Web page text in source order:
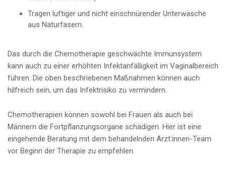
Tragen luftiger und nicht einschnürender Unterwäsche
aus Naturfasern.
Das durch die Chemotherapie geschwächte Immunsystem
kann auch zu einer erhöhten Infektanfälligkeit im Vaginalbereich
führen. Die oben beschriebenen Maßnahmen können auch
hilfreich sein, um das Infektrisiko zu vermindern.
Chemotherapien können sowohl bei Frauen als auch bei
Männern die Fortpflanzungsorgane schädigen. Hier ist eine
eingehende Beratung mit dem behandelnden Ärzt:innen-Team
vor Beginn der Therapie zu empfehlen.